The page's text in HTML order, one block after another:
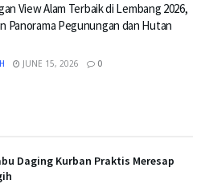
View Alam Terbaik di Lembang 2026,
Panorama Pegunungan dan Hutan
JUNE 15, 2026 0
Daging Kurban Praktis Meresap